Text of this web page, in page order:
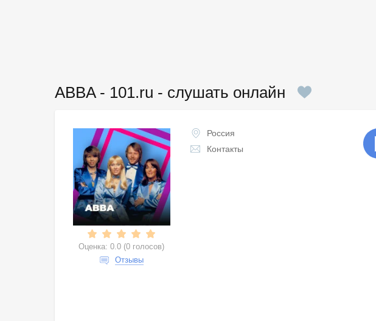
ABBA - 101.ru - слушать онлайн
Оценка: 0.0 (0 голосов)
Отзывы
Россия
Контакты